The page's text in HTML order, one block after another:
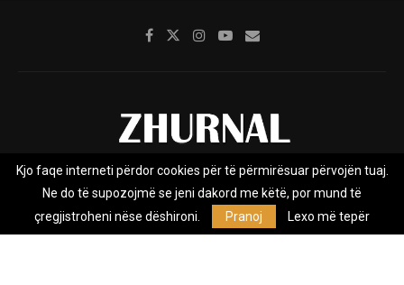
Rreth nesh Impresumi Marketing
Privacy Policy
Zhurnal.mk është Agjenci e Lajmeve e pavarur, e themeluar në vitin
Kjo faqe interneti përdor cookies për të përmirësuar përvojën tuaj.
Ne do të supozojmë se jeni dakord me këtë, por mund të
çregjistroheni nëse dëshironi.
Pranoj Lexo më tepër